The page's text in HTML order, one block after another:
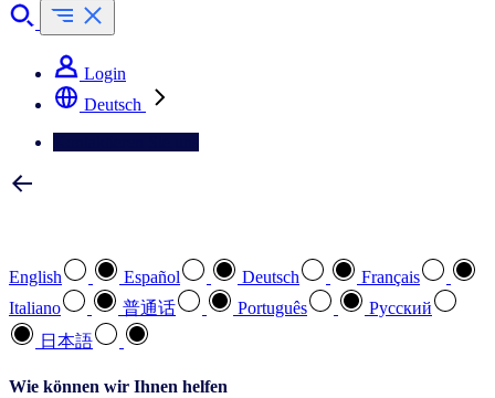
Login
Deutsch
English Español Deutsch
Français
Italiano
普通话 Português
Pусский
日本語
Wie können wir Ihnen helfen